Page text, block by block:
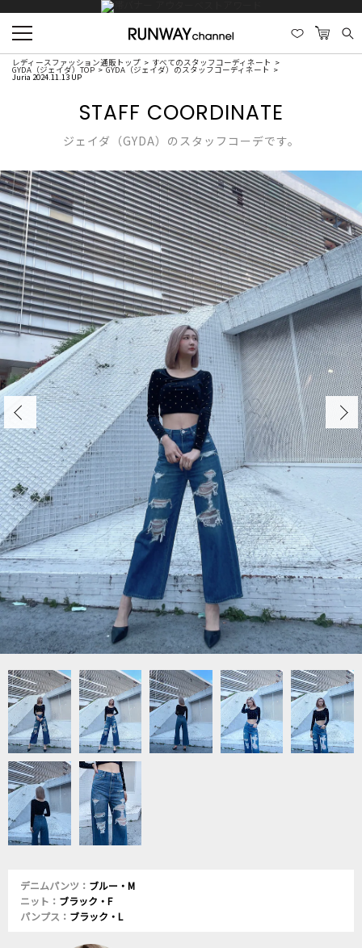
レディースファッション通販トップ すべてのスタッフコーディネート
GYDA（ジェイダ）TOP GYDA（ジェイダ）のスタッフコーディネート
Juria 2024.11.13 UP
STAFF COORDINATE
ジェイダ（GYDA）のスタッフコーデです。
デニムパンツ： ブルー・M
ニット： ブラック・F
パンプス： ブラック・L